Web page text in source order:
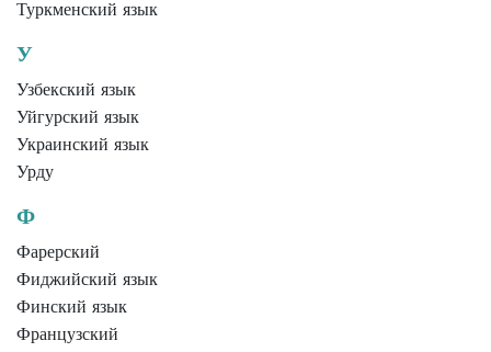
Туркменский язык
У
Узбекский язык
Уйгурский язык
Украинский язык
Урду
Ф
Фарерский
Фиджийский язык
Финский язык
Французский